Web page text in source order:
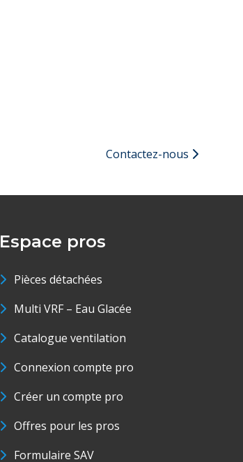
Contactez-nous
Espace pros
Pièces détachées
Multi VRF – Eau Glacée
Catalogue ventilation
Connexion compte pro
Créer un compte pro
Offres pour les pros
Formulaire SAV